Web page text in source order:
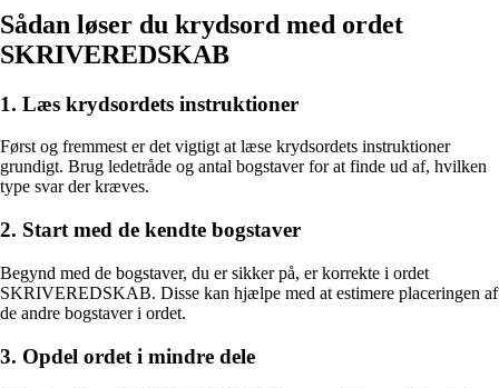
Sådan løser du krydsord med ordet
SKRIVEREDSKAB
1. Læs krydsordets instruktioner
Først og fremmest er det vigtigt at læse krydsordets instruktioner
grundigt. Brug ledetråde og antal bogstaver for at finde ud af, hvilken
type svar der kræves.
2. Start med de kendte bogstaver
Begynd med de bogstaver, du er sikker på, er korrekte i ordet
SKRIVEREDSKAB. Disse kan hjælpe med at estimere placeringen af
de andre bogstaver i ordet.
3. Opdel ordet i mindre dele